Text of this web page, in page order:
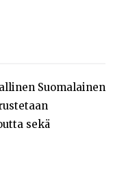
Suomalainen
sekä